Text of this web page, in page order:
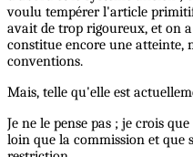
voulu tempérer l'article
avait de trop rigoureux, et on
constitue encore une atteinte,
conventions.
Mais, telle qu'elle est
Je ne le pense pas ; je crois
loin que la commission et que